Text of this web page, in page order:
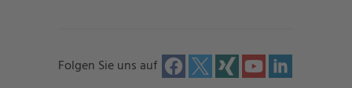
Folgen Sie uns auf